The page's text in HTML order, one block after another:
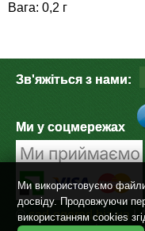
Вага: 0,2 г
Зв'яжіться з нами:
Ми у соцмережах
©sad-ogorod.biz.ua |
Семена газонной
Семена укропа
Семена фасоли
Семена шпината
Средства защиты от
Препараты для
дачных туалетов,
Хозяйственные
Средства защиты
Лидеры продаж
Ми використовуємо
досвіду. Продовжуючи
використанням cookies